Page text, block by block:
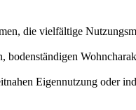
die vielfältige
Eigennutzung oder